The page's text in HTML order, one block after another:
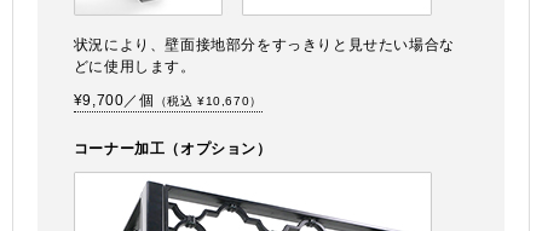
状況により、壁面接地部分をすっきりと見せたい場合な
どに使用します。
¥9,700／個
（税込 ¥10,670）
コーナー加工（オプション）